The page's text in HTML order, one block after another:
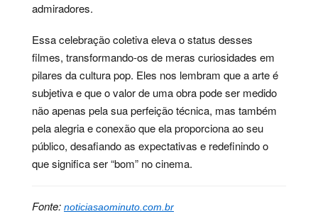
admiradores.
Essa celebração coletiva eleva o status desses
filmes, transformando-os de meras curiosidades em
pilares da cultura pop. Eles nos lembram que a arte é
subjetiva e que o valor de uma obra pode ser medido
não apenas pela sua perfeição técnica, mas também
pela alegria e conexão que ela proporciona ao seu
público, desafiando as expectativas e redefinindo o
que significa ser “bom” no cinema.
Fonte: noticiasaominuto.com.br